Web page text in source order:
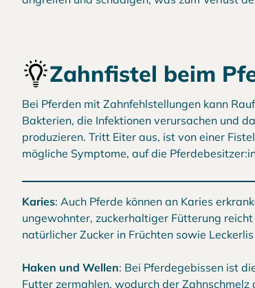
Zahnfistel beim
Bei Pferden mit Zahnfehlstellungen kann
Bakterien, die Infektionen verursachen und
produzieren. Tritt Eiter aus, ist von einer
mögliche Symptome, auf die
Karies: Auch Pferde können an Karies
ungewohnter, zuckerhaltiger Fütterung
natürlicher Zucker in Früchten sowie
Haken und Wellen: Bei Pferdegebissen ist
Futter zermahlen, wodurch der